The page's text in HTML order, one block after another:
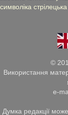
символіка
©
Використання
e-
Думка редакції може